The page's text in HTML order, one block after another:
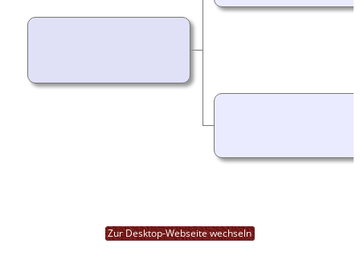
Zur Desktop-Webseite wechseln